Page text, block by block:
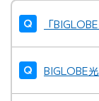
「
BIGLOBE